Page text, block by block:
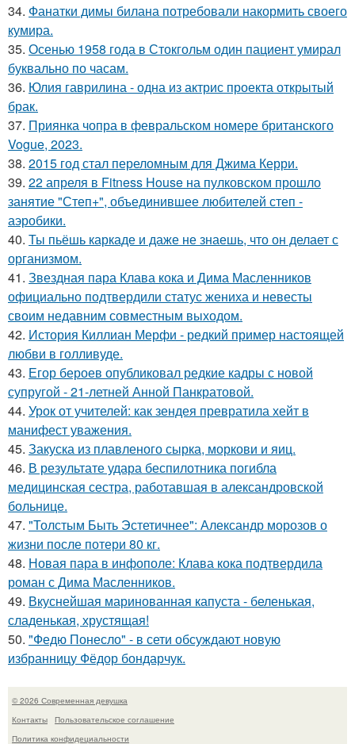
34. Фанатки димы билана потребовали накормить своего
кумира.
35. Осенью 1958 года в Стокгольм один пациент умирал
буквально по часам.
36. Юлия гаврилина - одна из актрис проекта открытый
брак.
37. Приянка чопра в февральском номере британского
Vogue, 2023.
38. 2015 год стал переломным для Джима Керри.
39. 22 апреля в Fitness House на пулковском прошло
занятие "Степ+", объединившее любителей степ -
аэробики.
40. Ты пьёшь каркаде и даже не знаешь, что он делает с
организмом.
41. Звездная пара Клава кока и Дима Масленников
официально подтвердили статус жениха и невесты
своим недавним совместным выходом.
42. История Киллиан Мерфи - редкий пример настоящей
любви в голливуде.
43. Егор бероев опубликовал редкие кадры с новой
супругой - 21-летней Анной Панкратовой.
44. Урок от учителей: как зендея превратила хейт в
манифест уважения.
45. Закуска из плавленого сырка, моркови и яиц.
46. В результате удара беспилотника погибла
медицинская сестра, работавшая в александровской
больнице.
47. "Толстым Быть Эстетичнее": Александр морозов о
жизни после потери 80 кг.
48. Новая пара в инфополе: Клава кока подтвердила
роман с Дима Масленников.
49. Вкуснейшая маринованная капуста - беленькая,
сладенькая, хрустящая!
50. "Федю Понесло" - в сети обсуждают новую
избранницу Фёдор бондарчук.
© 2026 Современная девушка
Контакты
Пользовательское соглашение
Политика конфидециальности